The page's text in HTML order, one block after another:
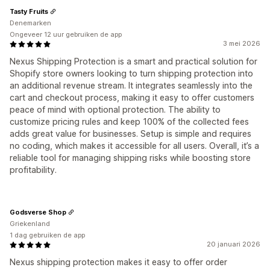
3 mei 2026
Nexus Shipping Protection is a smart and practical solution for
Shopify store owners looking to turn shipping protection into
an additional revenue stream. It integrates seamlessly into the
cart and checkout process, making it easy to offer customers
peace of mind with optional protection. The ability to
customize pricing rules and keep 100% of the collected fees
adds great value for businesses. Setup is simple and requires
no coding, which makes it accessible for all users. Overall, it’s a
reliable tool for managing shipping risks while boosting store
profitability.
Tasty Fruits
Denemarken
Ongeveer 12 uur gebruiken de app
20 januari 2026
Nexus shipping protection makes it easy to offer order
Godsverse Shop
Griekenland
1 dag gebruiken de app